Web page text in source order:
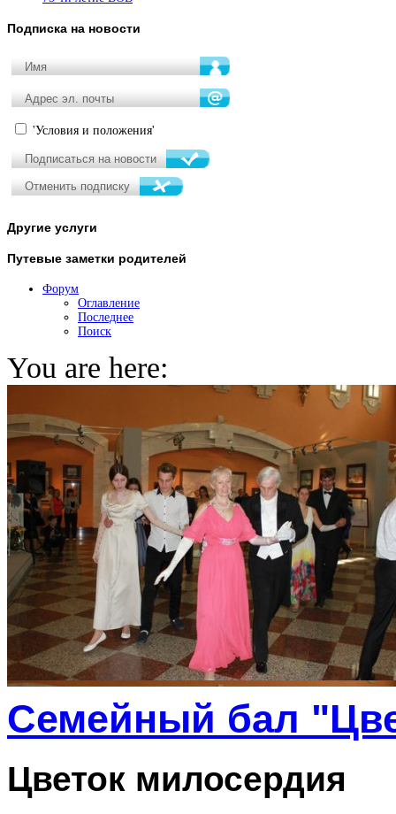
Подписка на новости
'Условия и положения'
Другие услуги
Путевые заметки родителей
Форум
Оглавление
Последнее
Поиск
You are here:
Семейный бал
Цветок милосердия